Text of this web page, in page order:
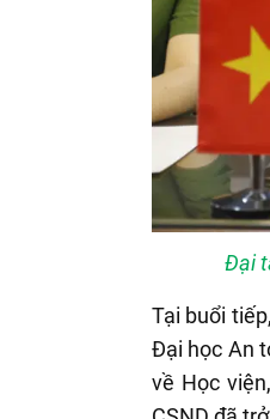
Đại
Tại buổi
Đại học An
về Học